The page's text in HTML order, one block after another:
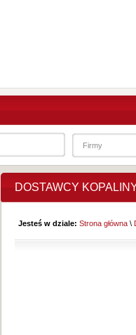
DOSTAWCY
Jesteś w dziale: Strona główna \